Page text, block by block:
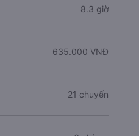
8.3 giờ
635.000 VNĐ
21 chuyến